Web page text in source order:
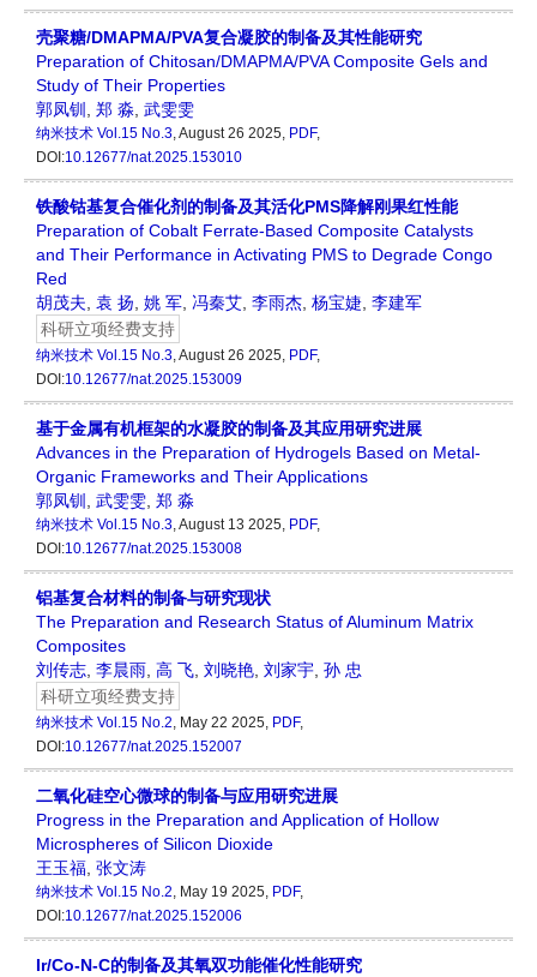
壳聚糖/DMAPMA/PVA复合凝胶的制备及其性能研究
Preparation of Chitosan/DMAPMA/PVA Composite Gels and
Study of Their Properties
郭凤钏 , 郑 淼, 武雯雯
纳米技术 Vol.15 No.3, August 26 2025, PDF,
DOI:10.12677/nat.2025.153010
铁酸钴基复合催化剂的制备及其活化PMS降解刚果红性能
Preparation of Cobalt Ferrate-Based Composite Catalysts
and Their Performance in Activating PMS to Degrade Congo
Red
胡茂夫, 袁 扬, 姚 军, 冯秦艾, 李雨杰, 杨宝婕, 李建军
科研立项经费支持
纳米技术 Vol.15 No.3, August 26 2025, PDF,
DOI:10.12677/nat.2025.153009
基于金属有机框架的水凝胶的制备及其应用研究进展
Advances in the Preparation of Hydrogels Based on Metal-
Organic Frameworks and Their Applications
郭凤钏 , 武雯雯, 郑 淼
纳米技术 Vol.15 No.3, August 13 2025, PDF,
DOI:10.12677/nat.2025.153008
铝基复合材料的制备与研究现状
The Preparation and Research Status of Aluminum Matrix
Composites
刘传志, 李晨雨, 高 飞, 刘晓艳, 刘家宇, 孙 忠
科研立项经费支持
纳米技术 Vol.15 No.2, May 22 2025, PDF,
DOI:10.12677/nat.2025.152007
二氧化硅空心微球的制备与应用研究进展
Progress in the Preparation and Application of Hollow
Microspheres of Silicon Dioxide
王玉福, 张文涛
纳米技术 Vol.15 No.2, May 19 2025, PDF,
DOI:10.12677/nat.2025.152006
Ir/Co-N-C的制备及其氧双功能催化性能研究